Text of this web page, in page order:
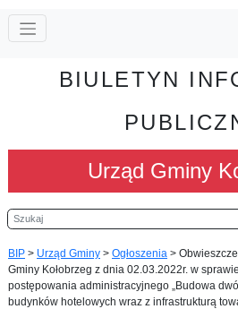
BIULETYN
Urząd Gminy
Szukaj
BIP > Urząd Gminy > Ogłoszenia >
Gminy Kołobrzeg z dnia 02.03.2022r. w
postępowania administracyjnego „Budowa
budynków hotelowych wraz z infrastrukturą